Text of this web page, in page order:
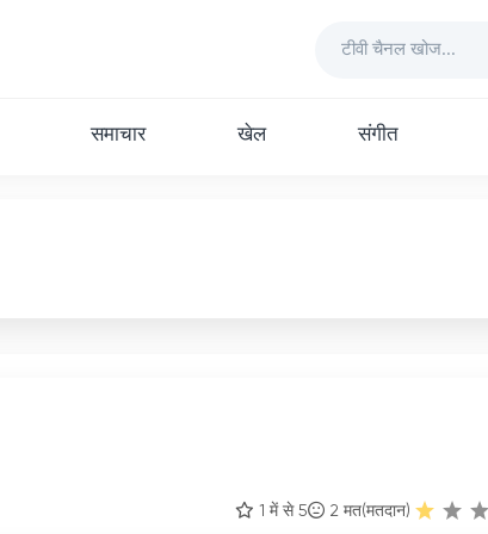
समाचार खेल संगीत
1 में से 5 2 मत(मतदान)